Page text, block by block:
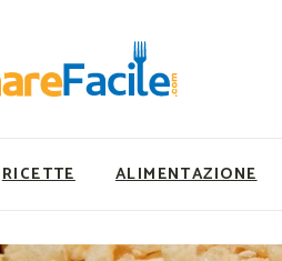
RICETTE
Ricette Facili e Veloci
ALIMENTAZIONE
Utility